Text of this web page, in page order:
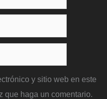
y sitio web en este
que haga un comentario.